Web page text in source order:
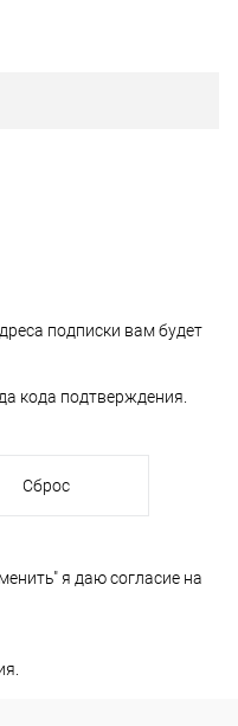
подписки вам будет
кода подтверждения.
я даю согласие на